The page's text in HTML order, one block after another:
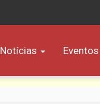
Notícias Eventos